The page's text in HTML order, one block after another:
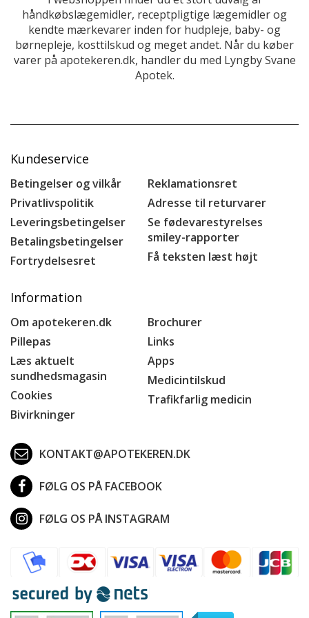
håndkøbslægemidler, receptpligtige lægemidler og
kendte mærkevarer inden for hudpleje, baby- og
børnepleje, kosttilskud og meget andet. Når du køber
varer på apotekeren.dk, handler du med Lyngby Svane
Apotek.
Kundeservice
Betingelser og vilkår
Privatlivspolitik
Leveringsbetingelser
Betalingsbetingelser
Fortrydelsesret
Reklamationsret
Adresse til returvarer
Se fødevarestyrelses
smiley-rapporter
Få teksten læst højt
Information
Om apotekeren.dk
Pillepas
Læs aktuelt
sundhedsmagasin
Cookies
Bivirkninger
Brochurer
Links
Apps
Medicintilskud
Trafikfarlig medicin
KONTAKT@APOTEKEREN.DK
FØLG OS PÅ FACEBOOK
FØLG OS PÅ INSTAGRAM